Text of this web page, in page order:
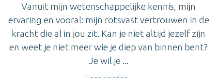
Vanuit mijn wetenschappelijke kennis, mijn
ervaring en vooral: mijn rotsvast vertrouwen in de
kracht die al in jou zit. Kan je niet altijd jezelf zijn
en weet je niet meer wie je diep van binnen bent?
Je wil je ...